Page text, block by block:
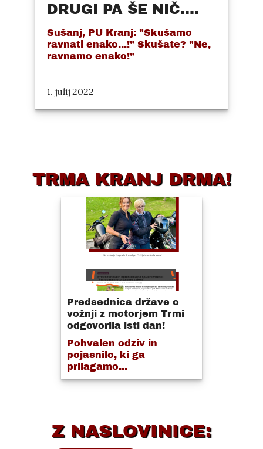
DRUGI PA ŠE NIČ....
Sušanj, PU Kranj: "Skušamo
ravnati enako...!" Skušate? "Ne,
ravnamo enako!"
1. julij 2022
TRMA KRANJ DRMA!
Predsednica države o
vožnji z motorjem Trmi
odgovorila isti dan!
Pohvalen odziv in
pojasnilo, ki ga
prilagamo...
Z NASLOVINICE: